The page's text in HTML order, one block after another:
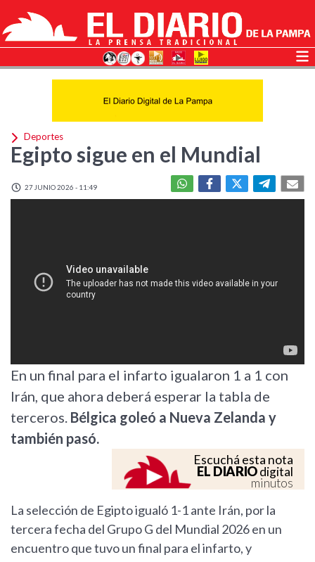
Deportes
Egipto sigue en el Mundial
27 JUNIO 2026 - 11:49
En un final para el infarto igualaron 1 a 1 con
Irán, que ahora deberá esperar la tabla de
terceros. Bélgica goleó a Nueva Zelanda y
también pasó.
Escuchá esta nota
EL DIARIOdigital
minutos
La selección de Egipto igualó 1-1 ante Irán, por la
tercera fecha del Grupo G del Mundial 2026 en un
encuentro que tuvo un final para el infarto, y